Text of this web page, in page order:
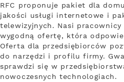
RFC proponuje pakiet dla
jakości usługi internetowe i
telewizyjnych. Nasi
wygodną ofertę, która
Oferta dla przedsiębiorców
do narzędzi i profilu firmy.
sprawdzi się w
nowoczesnych technologiach.